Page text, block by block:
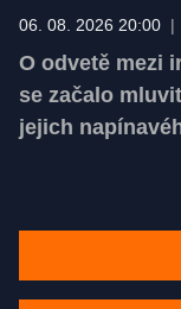
06. 08. 2026 20:00
O odvetě mezi
se začalo
jejich